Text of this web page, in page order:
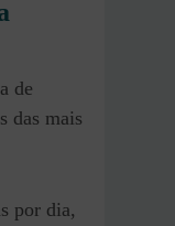
de
das mais
por dia,